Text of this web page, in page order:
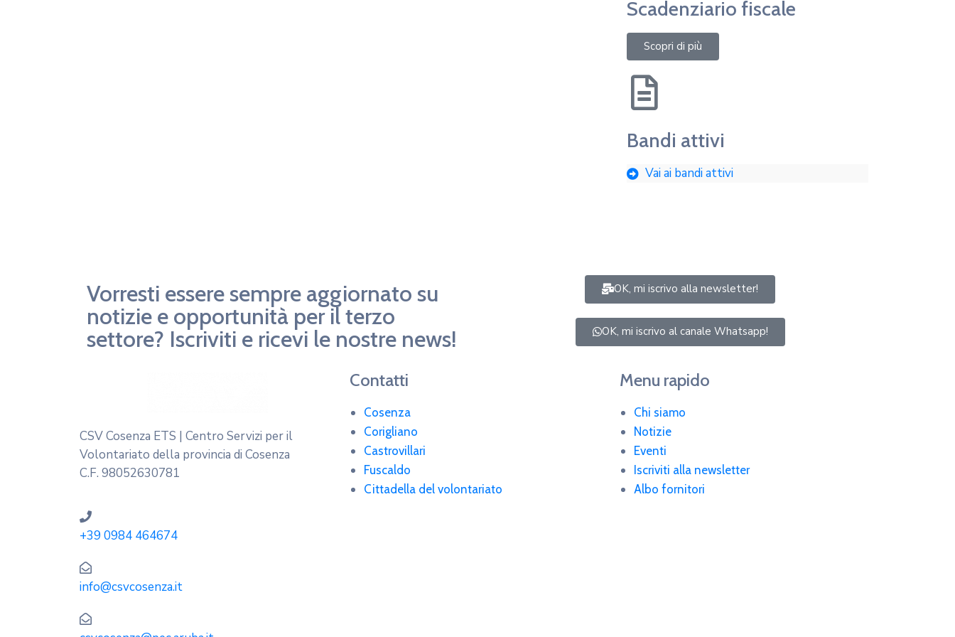
Scadenziario fiscale
Scopri di più
Bandi attivi
Vai ai bandi attivi
Vorresti essere sempre aggiornato su
notizie e opportunità per il terzo
settore? Iscriviti e ricevi le nostre news!
OK, mi iscrivo alla newsletter!
OK, mi iscrivo al canale Whatsapp!
CSV Cosenza ETS | Centro Servizi per il
Volontariato della provincia di Cosenza
C.F. 98052630781
+39 0984 464674
info@csvcosenza.it
Contatti
Cosenza
Corigliano
Castrovillari
Fuscaldo
Cittadella del volontariato
Menu rapido
Chi siamo
Notizie
Eventi
Iscriviti alla newsletter
Albo fornitori